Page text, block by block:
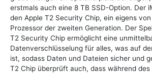
erstmals auch eine 8 TB SSD-Option. Der
den Apple T2 Security Chip, ein eigens
Prozessor der zweiten Generation. Der
T2 Security Chip ermöglicht eine
Datenverschlüsselung für alles, was auf
ist, sodass Daten und Dateien sicher und
T2 Chip überprüft auch, dass während